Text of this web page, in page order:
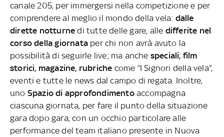
canale 205, per immergersi nella competizione e per
comprendere al meglio il mondo della vela: dalle
dirette notturnedi tutte delle gare, alle differite nel
corso della giornataper chi non avrà avuto la
possibilità di seguirle live; ma anche speciali, film
storici, magazine, rubriche come “I Signori della vela”,
eventi e tutte le news dal campo di regata. Inoltre,
uno Spazio di approfondimentoaccompagna
ciascuna giornata, per fare il punto della situazione
gara dopo gara, con un occhio particolare alle
performance del team italiano presente in Nuova